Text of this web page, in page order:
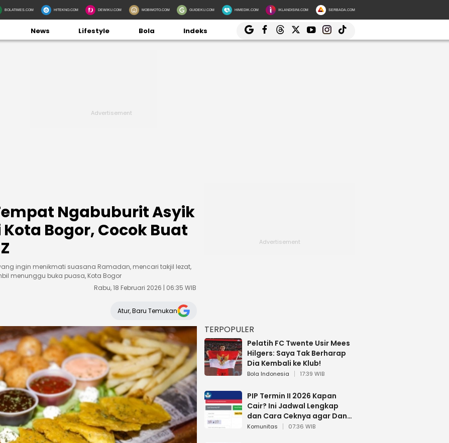
BOLATIMES.COM HITEKNO.COM DEWIKU.COM MOBIMOTO.COM GUIDEKU.COM HIMEDIK.COM IKLANDISINI.COM SERBADA.COM
News Lifestyle Bola Indeks
Ngabuburit Asyik
Bogor, Cocok Buat
ingin menikmati suasana Ramadan, mencari takjil lezat,
menunggu buka puasa, Kota Bogor
Rabu, 18 Februari 2026 | 06:35 WIB
Atur, Baru Temukan
TERPOPULER
Pelatih FC Twente Usir Mees
Hilgers: Saya Tak Berharap
Dia Kembali ke Klub!
Bola Indonesia 17:39 WIB
PIP Termin II 2026 Kapan
Cair? Ini Jadwal Lengkap
dan Cara Ceknya agar Dana
Tidak Hangus!
Komunitas 07:36 WIB